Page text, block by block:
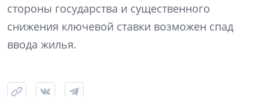
стороны государства и существенного
снижения ключевой ставки возможен спад
ввода жилья.